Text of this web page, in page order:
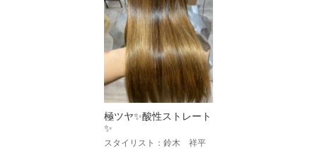
極ツヤ✨酸性ストレート
✨
スタイリスト：鈴木 祥平